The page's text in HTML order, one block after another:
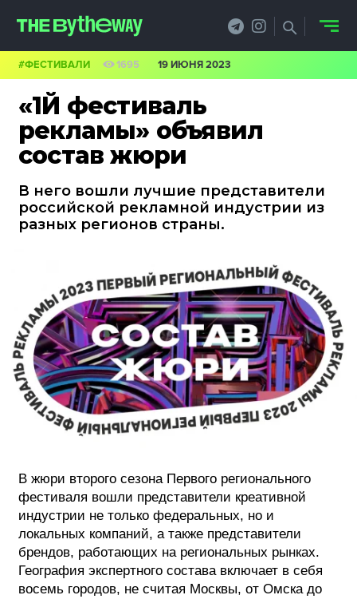
«1Й фестиваль
рекламы» объявил
состав жюри
В него вошли лучшие представители
российской рекламной индустрии из
разных регионов страны.
#ФЕСТИВАЛИ 1695 19 ИЮНЯ 2023
В жюри второго сезона Первого регионального
фестиваля вошли представители креативной
индустрии не только федеральных, но и
локальных компаний, а также представители
брендов, работающих на региональных рынках.
География экспертного состава включает в себя
восемь городов, не считая Москвы, от Омска до
PRO.ОБЗОР
КЕЙСЫ
ФИЛОСОФИЯ
КРЕАТИВА
БИЗНЕС И
ТЕХНОЛОГИИ
ФЕСТИВАЛИ
ФОТОГРАФИЯ
ТИПОГРАФИКА
О ПРОЕКТЕ
РЕКЛАМА
КОНТАКТЫ